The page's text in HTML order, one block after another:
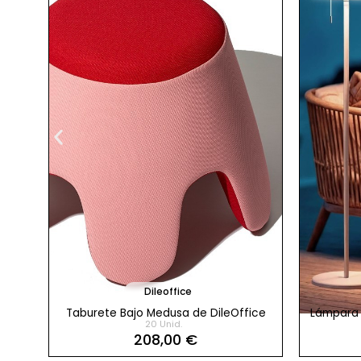
Dileoffice
Taburete Bajo Medusa de DileOffice
20 Unid.
208,00 €
Lámpara